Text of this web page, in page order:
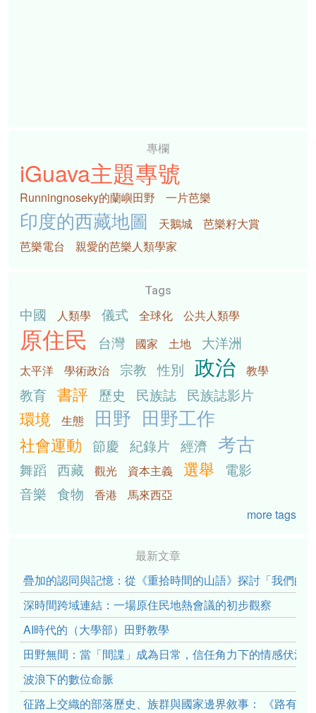
專欄
iGuava主題專號
Runningnoseky的蘭嶼田野 一片芭樂
印度的西藏地圖 天鵝城
芭樂籽大賞
芭樂電台
親愛的芭樂人類學家
Tags
中國 人類學 儀式 全球化 公共人類學
原住民 台灣 國家 土地 大洋洲
太平洋 學術政治 宗教 性別 政治 教學
教育 書評 歷史 民族誌 民族誌影片
環境 生態 田野 田野工作
社會運動 節慶 紀錄片 經濟 考古
舞蹈 西藏 觀光 資本主義 選舉
電影
音樂 食物 香港
馬來西亞
more tags
最新文章
疊加的認同與記憶：從《重拾時間的山語》探討「我們的
深時間跨域連結：一場原住民地熱會議的初步觀察
AI時代的（大學部）田野教學
田野無間：當「間諜」成為日常，信任角力下的情感伏流
波浪下的數位命脈
征路上交織的部落歷史、族群與國家邊界敘事： 《路有